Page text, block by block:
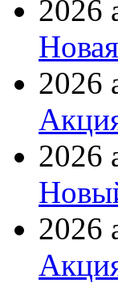
2026
2026
2026
2026